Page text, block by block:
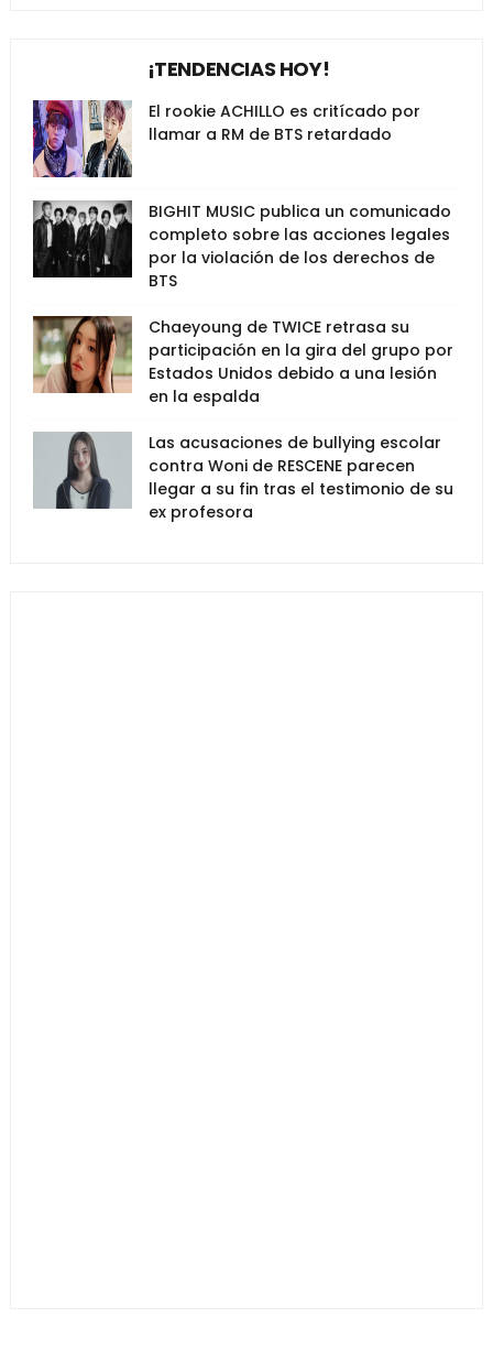
¡TENDENCIAS HOY!
El rookie ACHILLO es critícado por
llamar a RM de BTS retardado
BIGHIT MUSIC publica un comunicado
completo sobre las acciones legales
por la violación de los derechos de
BTS
Chaeyoung de TWICE retrasa su
participación en la gira del grupo por
Estados Unidos debido a una lesión
en la espalda
Las acusaciones de bullying escolar
contra Woni de RESCENE parecen
llegar a su fin tras el testimonio de su
ex profesora